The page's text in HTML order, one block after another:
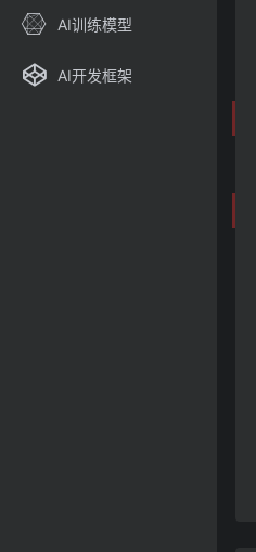
AI训练模型
AI开发框架